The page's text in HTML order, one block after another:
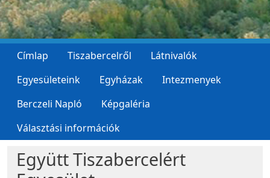
Címlap Tiszabercelről
Látnivalók
Egyesületeink
Egyházak
Intezmenyek
Berczeli Napló
Képgaléria
Választási információk
Együtt Tiszabercelért